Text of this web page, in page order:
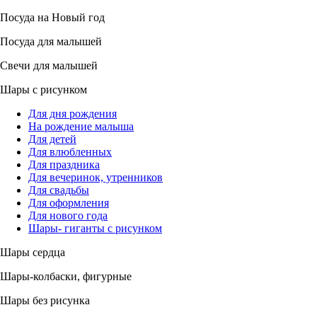
Посуда на Новый год
Посуда для малышей
Свечи для малышей
Шары с рисунком
Для дня рождения
На рождение малыша
Для детей
Для влюбленных
Для праздника
Для вечеринок, утренников
Для свадьбы
Для оформления
Для нового года
Шары- гиганты с рисунком
Шары сердца
Шары-колбаски, фигурные
Шары без рисунка